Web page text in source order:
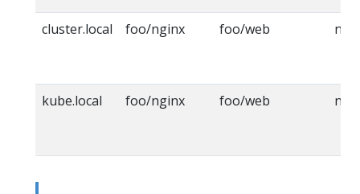
cluster.local foo/nginx foo/web
kube.local foo/nginx foo/web